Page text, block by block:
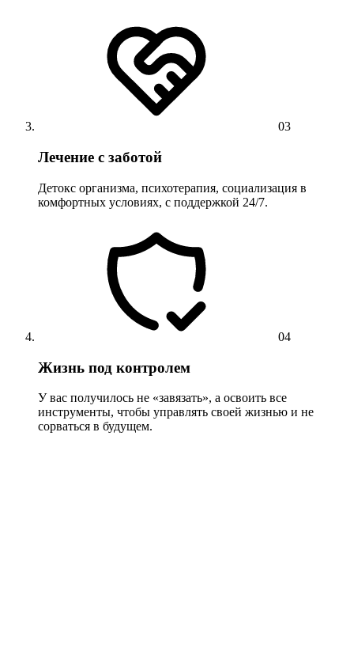
03
Лечение с заботой
Детокс организма, психотерапия, социализация в
комфортных условиях, с поддержкой 24/7.
04
Жизнь под контролем
У вас получилось не «завязать», а освоить все
инструменты, чтобы управлять своей жизнью и не
сорваться в будущем.